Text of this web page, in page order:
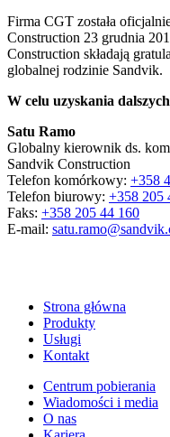
Firma CGT została
Construction 23 grudnia
Construction składają
globalnej rodzinie Sandvik.
W celu uzyskania
Satu Ramo
Globalny kierownik ds.
Sandvik Construction
Telefon komórkowy: +358
Telefon biurowy: +358 205
Faks: +358 205 44 160
E-mail:
Strona główna
Produkty
Usługi
Kontakt
Centrum pobierania
Wiadomości i media
O nas